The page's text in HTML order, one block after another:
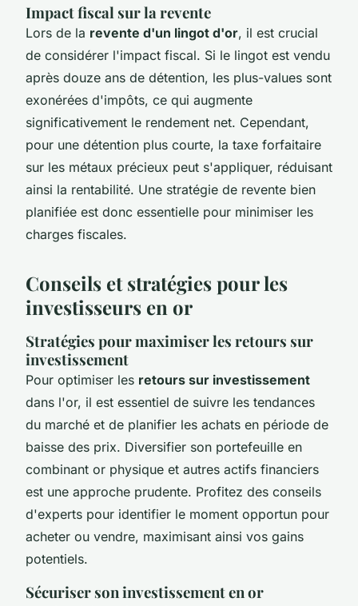
Impact fiscal sur la revente
Lors de la revente d'un lingot d'or, il est crucial
de considérer l'impact fiscal. Si le lingot est vendu
après douze ans de détention, les plus-values sont
exonérées d'impôts, ce qui augmente
significativement le rendement net. Cependant,
pour une détention plus courte, la taxe forfaitaire
sur les métaux précieux peut s'appliquer, réduisant
ainsi la rentabilité. Une stratégie de revente bien
planifiée est donc essentielle pour minimiser les
charges fiscales.
Conseils et stratégies pour les
investisseurs en or
Stratégies pour maximiser les retours sur
investissement
Pour optimiser les retours sur investissement
dans l'or, il est essentiel de suivre les tendances
du marché et de planifier les achats en période de
baisse des prix. Diversifier son portefeuille en
combinant or physique et autres actifs financiers
est une approche prudente. Profitez des conseils
d'experts pour identifier le moment opportun pour
acheter ou vendre, maximisant ainsi vos gains
potentiels.
Sécuriser son investissement en or